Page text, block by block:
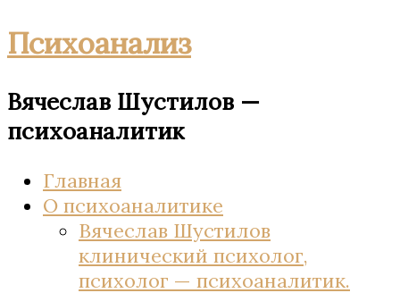
Психоанализ
Вячеслав Шустилов —
психоаналитик
Главная
О психоаналитике
Вячеслав Шустилов
клинический психолог,
психолог — психоаналитик.